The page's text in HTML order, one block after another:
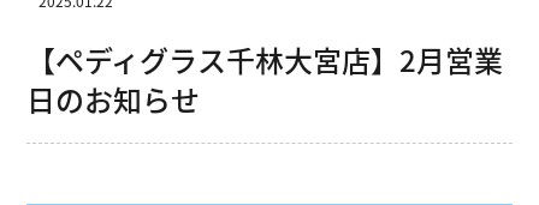
【ペディグラス千林大宮店】2月営業
日のお知らせ